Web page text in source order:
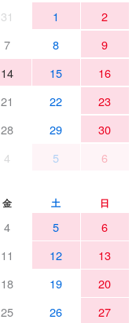
31 1
2
7 8
9
14 15
16
21 22
23
28 29
30
4 5 6
金 土 日
4 5
6
11 12
13
18 19
20
25 26
27